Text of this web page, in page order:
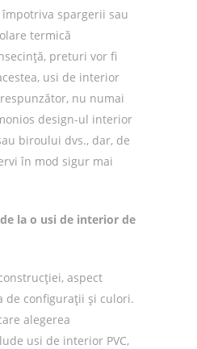
spargerii sau
termică
preturi vor fi
usi de interior
nu numai
design-ul interior
biroului dvs., dar, de
în mod sigur mai
la o usi de interior de
aspect
de configurații și culori.
alegerea
usi de interior PVC,